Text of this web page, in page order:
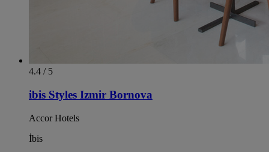
4.4 / 5
ibis Styles Izmir Bornova
Accor Hotels
İbis